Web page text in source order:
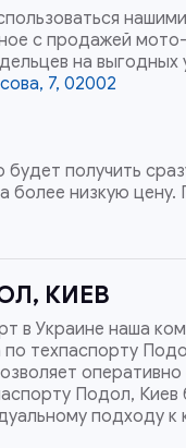
с продажей
на выгодных
7, 02002
получить
более низкую цену.
КИЕВ
в Украине наша
техпаспорту
Подол, Киев
подходу к